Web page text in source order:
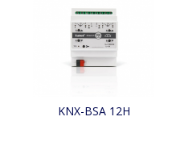
KNX-BSA 12H